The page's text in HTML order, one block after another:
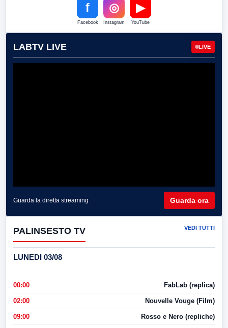
f
Facebook
◎
Instagram
▶
YouTube
LABTV LIVE LIVE
Guarda la diretta streaming Guarda ora
PALINSESTO TV VEDI TUTTI
LUNEDI 03/08
00:00 FabLab (replica)
02:00 Nouvelle Vouge (Film)
09:00 Rosso e Nero (repliche)